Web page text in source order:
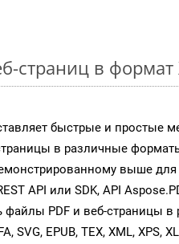
страниц в
быстрые и простые
в различные
выше для
API или SDK, API
PDF и веб-страницы в
EPUB, TEX, XML, XPS,